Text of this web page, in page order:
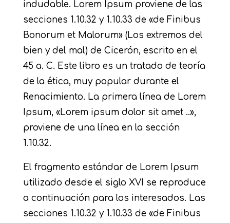
indudable. Lorem Ipsum proviene de las
secciones 1.10.32 y 1.10.33 de «de Finibus
Bonorum et Malorum» (Los extremos del
bien y del mal) de Cicerón, escrito en el
45 a. C. Este libro es un tratado de teoría
de la ética, muy popular durante el
Renacimiento. La primera línea de Lorem
Ipsum, «Lorem ipsum dolor sit amet ..»,
proviene de una línea en la sección
1.10.32.
El fragmento estándar de Lorem Ipsum
utilizado desde el siglo XVI se reproduce
a continuación para los interesados. Las
secciones 1.10.32 y 1.10.33 de «de Finibus